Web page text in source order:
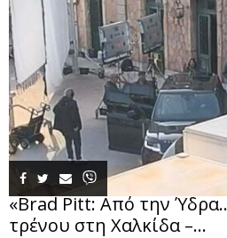
«Brad Pitt: Από την
τρένου στη Χαλκίδα –...